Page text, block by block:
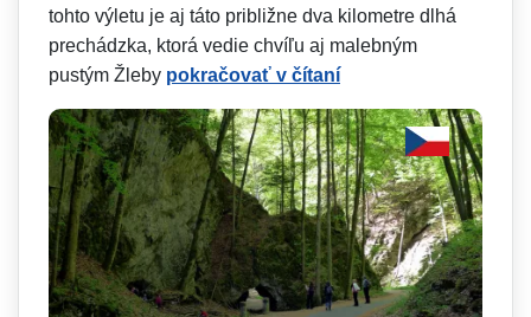
tohto výletu je aj táto približne dva kilometre dlhá
prechádzka, ktorá vedie chvíľu aj malebným
pustým Žleby pokračovať v čítaní